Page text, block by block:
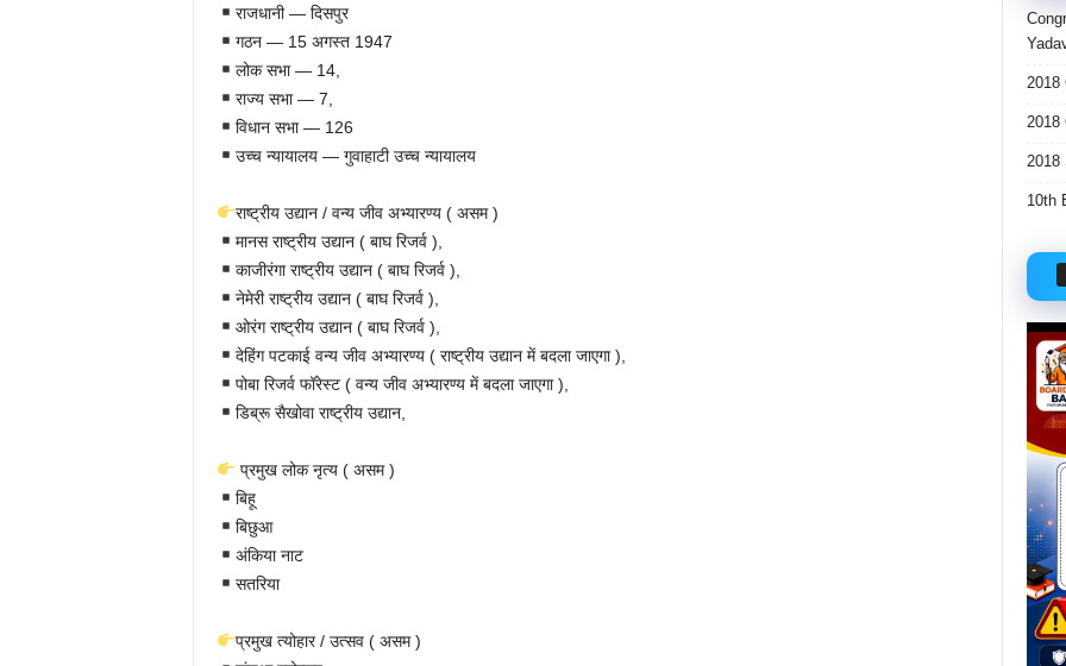
राजधानी — दिसपुर
गठन — 15 अगस्त 1947
लोक सभा — 14,
राज्य सभा — 7,
विधान सभा — 126
उच्च न्यायालय — गुवाहाटी उच्च न्यायालय
राष्ट्रीय उद्यान / वन्य जीव अभ्यारण्य ( असम )
मानस राष्ट्रीय उद्यान ( बाघ रिजर्व ),
काजीरंगा राष्ट्रीय उद्यान ( बाघ रिजर्व ),
नेमेरी राष्ट्रीय उद्यान ( बाघ रिजर्व ),
ओरंग राष्ट्रीय उद्यान ( बाघ रिजर्व ),
देहिंग पटकाई वन्य जीव अभ्यारण्य ( राष्ट्रीय उद्यान में बदला जाएगा ),
पोबा रिजर्व फॉरेस्ट ( वन्य जीव अभ्यारण्य में बदला जाएगा ),
डिब्रू सैखोवा राष्ट्रीय उद्यान,
प्रमुख लोक नृत्य ( असम )
बिहू
बिछुआ
अंकिया नाट
सतरिया
प्रमुख त्योहार / उत्सव ( असम )
2018
2018
2018
10th